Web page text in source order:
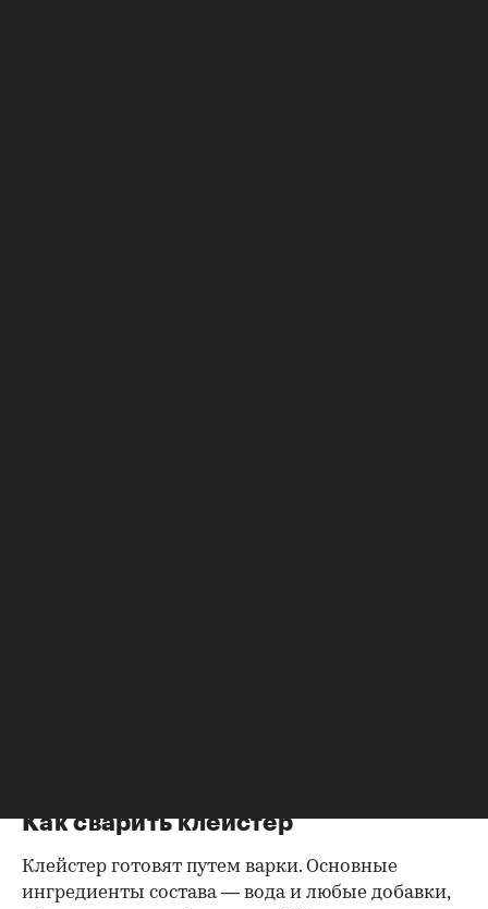
Как сварить клейстер
Клейстер готовят путем варки. Основные
ингредиенты состава — вода и любые добавки,